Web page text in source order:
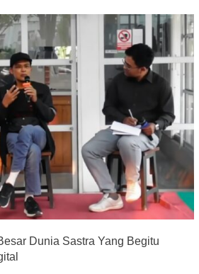
Dunia Sastra Yang Begitu